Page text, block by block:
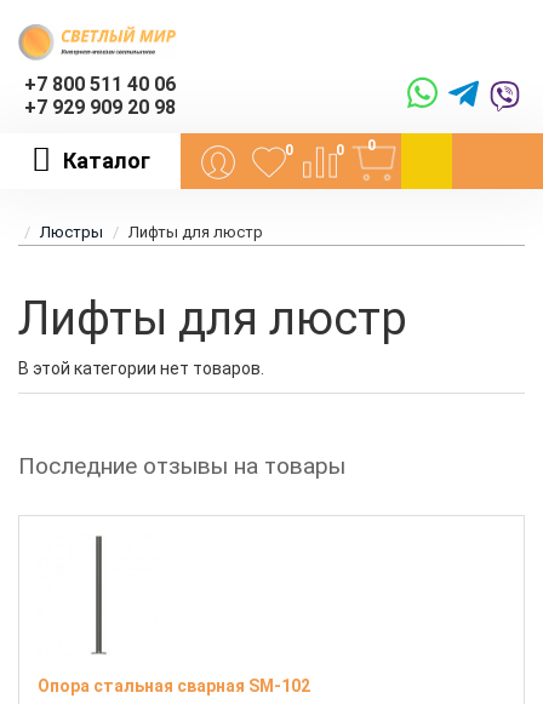
+7 800 511 40 06
+7 929 909 20 98
Каталог 0 0 0
Люстры Лифты для люстр
Лифты для люстр
В этой категории нет товаров.
Последние отзывы на товары
Опора стальная сварная SM-102